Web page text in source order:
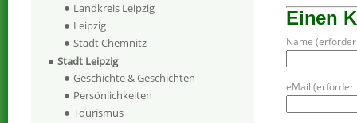
Einen
Name
eMail
Landkreis Leipzig
Leipzig
Stadt Chemnitz
Stadt Leipzig
Geschichte & Geschichten
Persönlichkeiten
Tourismus